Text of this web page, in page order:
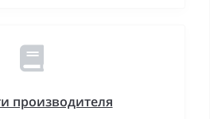
производителя